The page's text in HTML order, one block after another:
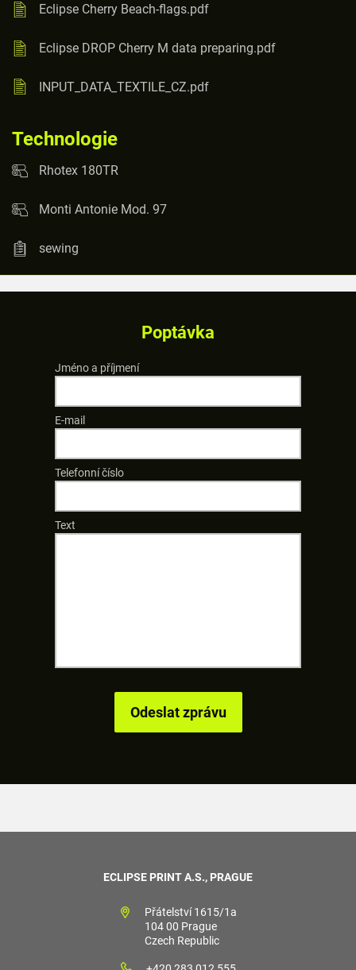
Eclipse Cherry Beach-flags.pdf
Eclipse DROP Cherry M data preparing.pdf
INPUT_DATA_TEXTILE_CZ.pdf
Technologie
Rhotex 180TR
Monti Antonie Mod. 97
sewing
Poptávka
Jméno a příjmení
E-mail
Telefonní číslo
Text
ECLIPSE PRINT A.S., PRAGUE
Přátelství 1615/1a
104 00 Prague
Czech Republic